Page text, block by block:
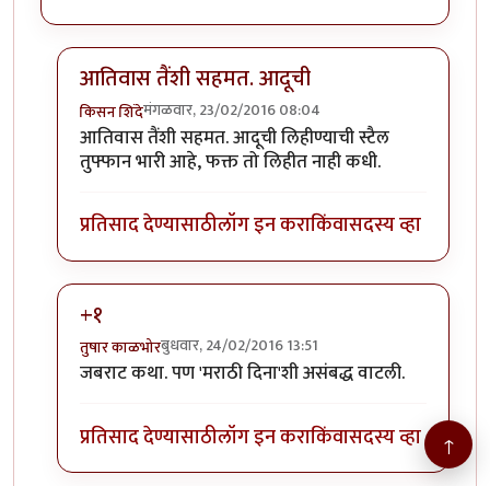
आतिवास तैंशी सहमत. आदूची
किसन शिंदेमंगळवार, 23/02/2016 08:04
In reply toझकासbyआतिवास
आतिवास तैंशी सहमत. आदूची लिहीण्याची स्टैल
तुफ्फान भारी आहे, फक्त तो लिहीत नाही कधी.
प्रतिसाद देण्यासाठीलॉग इन कराकिंवासदस्य व्हा
+१
तुषार काळभोरबुधवार, 24/02/2016 13:51
In reply toझकासbyआतिवास
जबराट कथा. पण 'मराठी दिना'शी असंबद्ध वाटली.
प्रतिसाद देण्यासाठीलॉग इन कराकिंवासदस्य व्हा ↑